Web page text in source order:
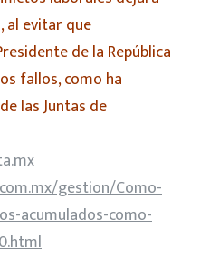
al evitar que
de la República
fallos, como ha
las Juntas de
gestion/Como-
acumulados-como-